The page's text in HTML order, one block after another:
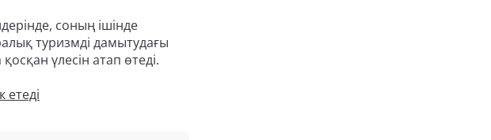
соның ішінде
туризмді дамытудағы
үлесін атап өтеді.